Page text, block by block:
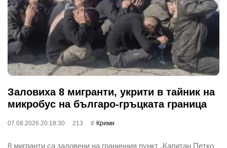
Заловиха 8 мигранти, укрити в тайник на
микробус на българо-гръцката граница
07.08.2026 20:18:30 213 Крими
8 мигранти са заловени на граничния пункт „Капитан Петко